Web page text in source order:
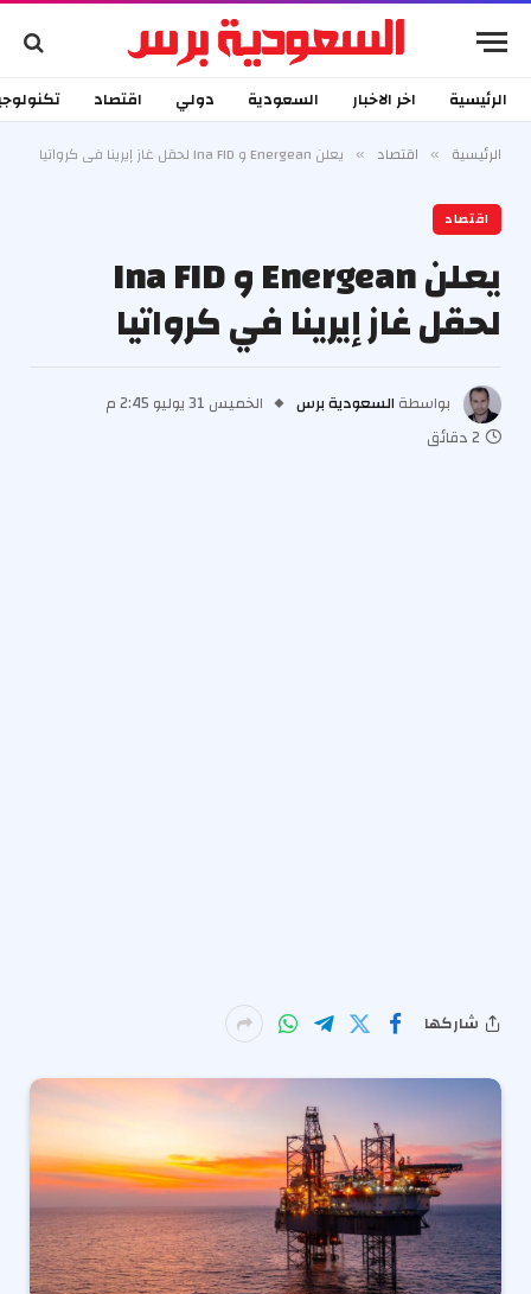
الرئيسية اخر الاخبار السعودية دولي اقتصاد
الرئيسية » اقتصاد » يعلن Energean و Ina FID لحقل غاز إيرينا في كرواتيا
اقتصاد
يعلن Energean و Ina FID
لحقل غاز إيرينا في كرواتيا
بواسطة السعودية برس
الخميس 31 يوليو 2:45 م
2 دقائق
شاركها